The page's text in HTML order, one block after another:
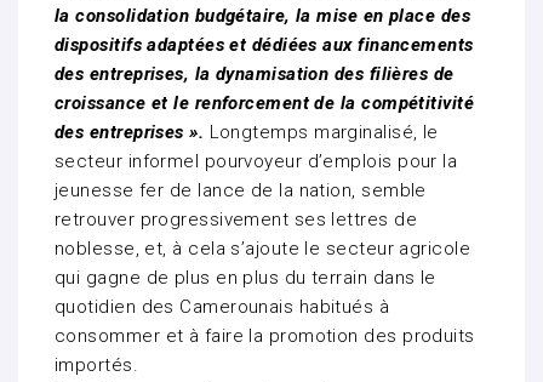
la consolidation budgétaire, la mise en place des
dispositifs adaptées et dédiées aux financements
des entreprises, la dynamisation des filières de
croissance et le renforcement de la compétitivité
des entreprises ». Longtemps marginalisé, le
secteur informel pourvoyeur d’emplois pour la
jeunesse fer de lance de la nation, semble
retrouver progressivement ses lettres de
noblesse, et, à cela s’ajoute le secteur agricole
qui gagne de plus en plus du terrain dans le
quotidien des Camerounais habitués à
consommer et à faire la promotion des produits
importés.